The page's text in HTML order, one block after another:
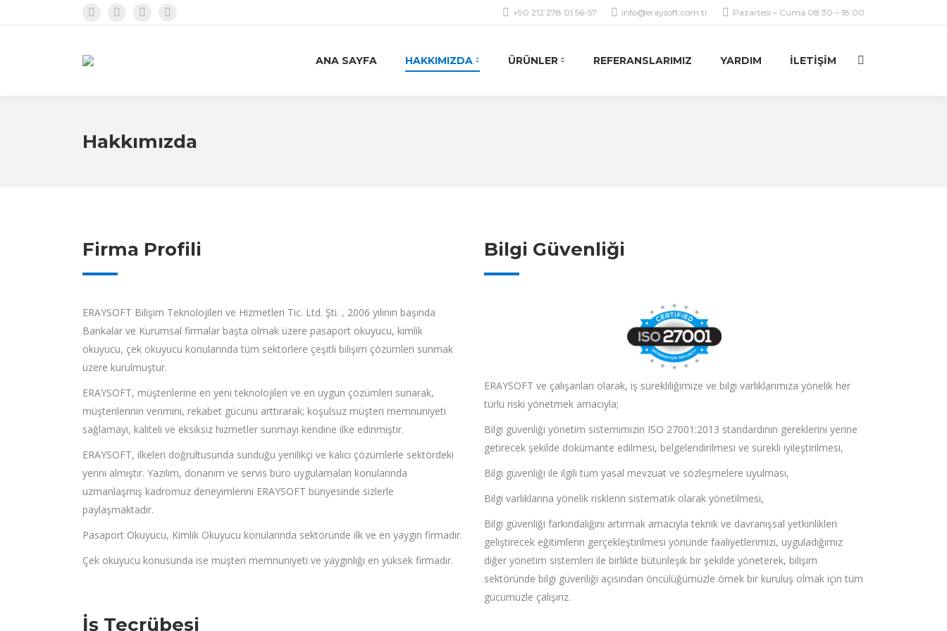
FacebookTwitterYoutubeLinkedin
+90 212 278 01 56-57 info@eraysoft.com.tr Pazartesi – Cuma 08:30 – 18:00
ANA SAYFA HAKKIMIZDA ÜRÜNLER REFERANSLARIMIZ YARDIM İLETIŞIM Ara:
Hakkımızda
Firma Profili
ERAYSOFT Bilişim Teknolojileri ve Hizmetleri Tic. Ltd. Şti. , 2006 yılının başında
Bankalar ve Kurumsal firmalar başta olmak üzere pasaport okuyucu, kimlik
okuyucu, çek okuyucu konularında tüm sektörlere çeşitli bilişim çözümleri sunmak
üzere kurulmuştur.
ERAYSOFT, müşterilerine en yeni teknolojileri ve en uygun çözümleri sunarak,
müşterilerinin verimini, rekabet gücünü arttırarak; koşulsuz müşteri memnuniyeti
sağlamayı, kaliteli ve eksiksiz hizmetler sunmayı kendine ilke edinmiştir.
ERAYSOFT, ilkeleri doğrultusunda sunduğu yenilikçi ve kalıcı çözümlerle sektördeki
yerini almıştır. Yazılım, donanım ve servis büro uygulamaları konularında
uzmanlaşmış kadromuz deneyimlerini ERAYSOFT bünyesinde sizlerle
paylaşmaktadır.
Pasaport Okuyucu, Kimlik Okuyucu konularında sektöründe ilk ve en yaygın firmadır.
Çek okuyucu konusunda ise müşteri memnuniyeti ve yaygınlığı en yüksek firmadır.
İş Tecrübesi
Bilgi Güvenliği
ERAYSOFT ve çalışanları olarak, iş sürekliliğimize ve bilgi varlıklarımıza yönelik her
türlü riski yönetmek amacıyla;
Bilgi güvenliği yönetim sistemimizin ISO 27001:2013 standardının gereklerini yerine
getirecek şekilde dokümante edilmesi, belgelendirilmesi ve sürekli iyileştirilmesi,
Bilgi güvenliği ile ilgili tüm yasal mevzuat ve sözleşmelere uyulması,
Bilgi varlıklarına yönelik risklerin sistematik olarak yönetilmesi,
Bilgi güvenliği farkındalığını artırmak amacıyla teknik ve davranışsal yetkinlikleri
geliştirecek eğitimlerin gerçekleştirilmesi yönünde faaliyetlerimizi, uyguladığımız
diğer yönetim sistemleri ile birlikte bütünleşik bir şekilde yöneterek, bilişim
sektöründe bilgi güvenliği açısından öncülüğümüzle örnek bir kuruluş olmak için tüm
gücümüzle çalışırız.